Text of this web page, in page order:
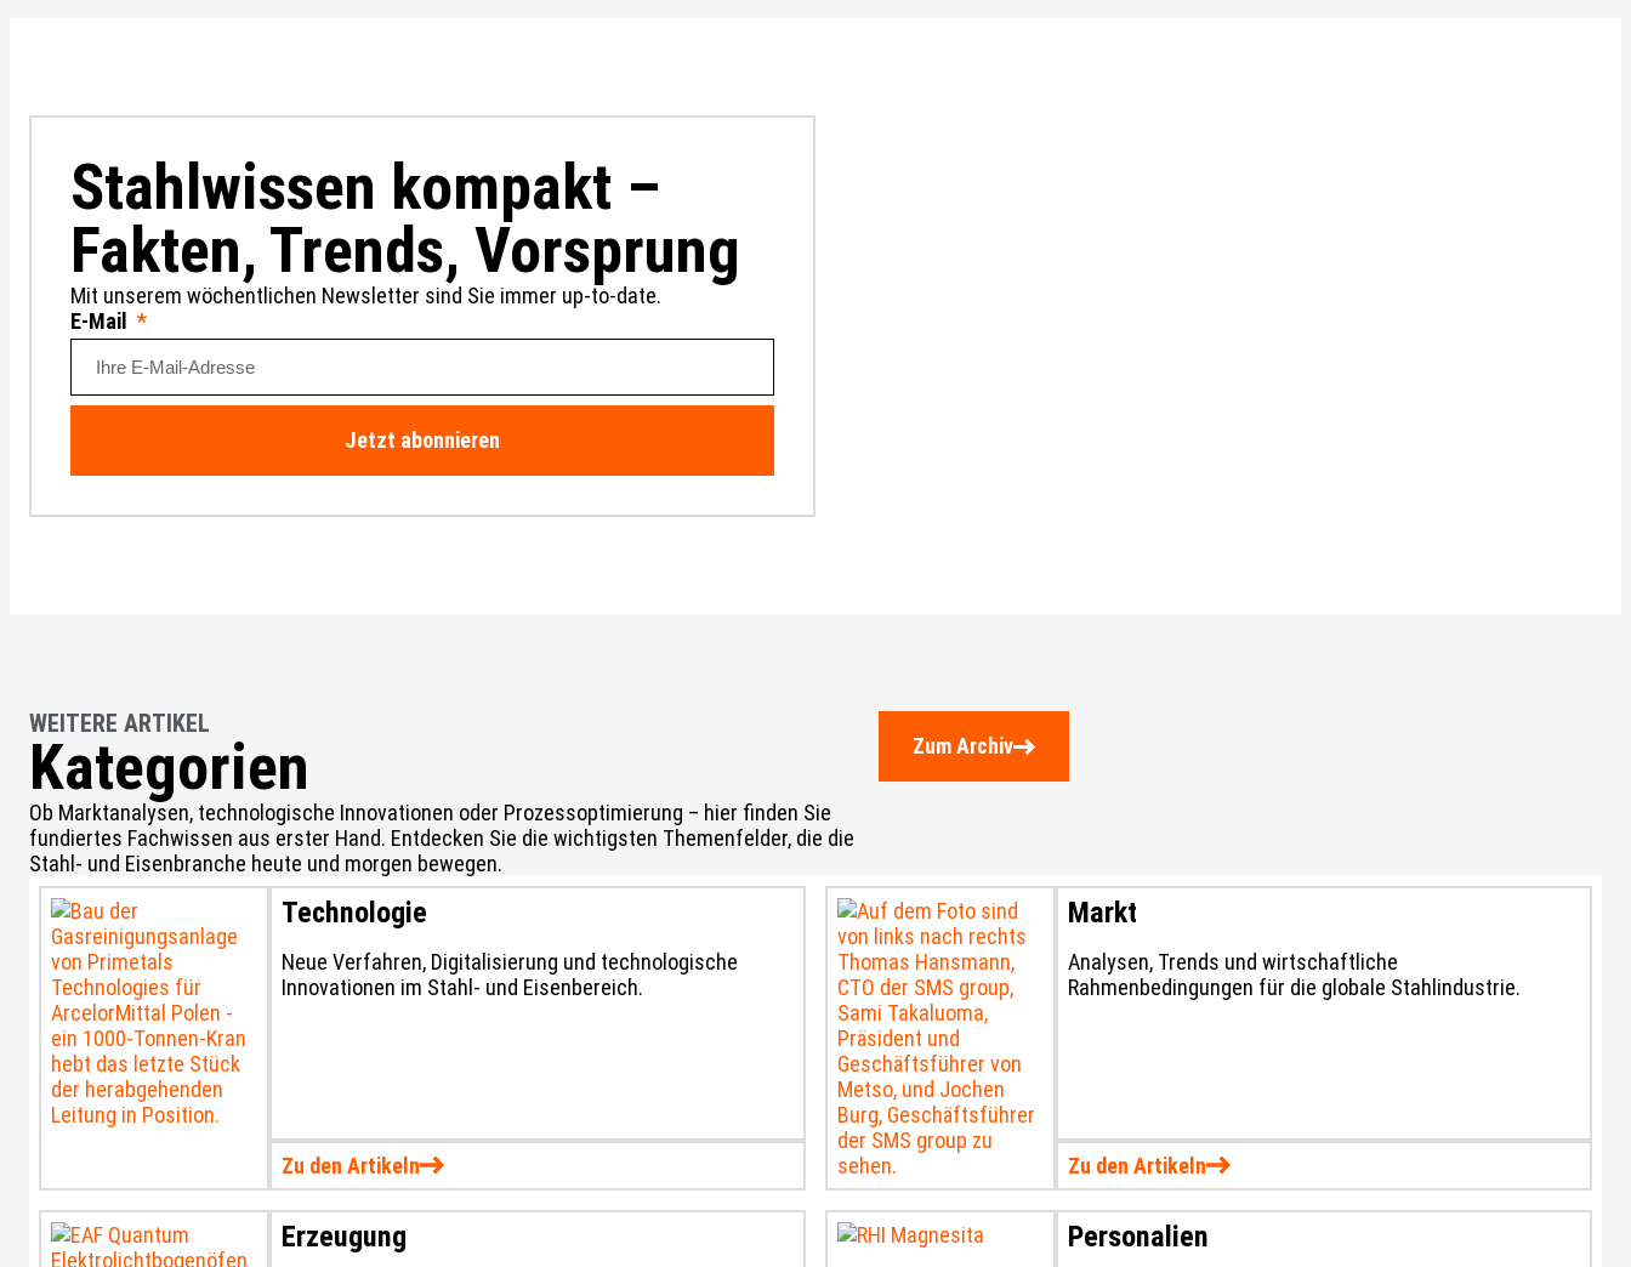
Stahlwissen kompakt –
Fakten, Trends, Vorsprung
Mit unserem wöchentlichen Newsletter sind Sie immer up-to-date.
E-Mail
Jetzt abonnieren
WEITERE ARTIKEL
Kategorien
Ob Marktanalysen, technologische Innovationen oder Prozessoptimierung – hier finden Sie
fundiertes Fachwissen aus erster Hand. Entdecken Sie die wichtigsten Themenfelder, die die
Stahl- und Eisenbranche heute und morgen bewegen.
Zum Archiv
Technologie
Neue Verfahren, Digitalisierung und technologische
Innovationen im Stahl- und Eisenbereich.
Zu den Artikeln
Markt
Analysen, Trends und wirtschaftliche
Rahmenbedingungen für die globale Stahlindustrie.
Zu den Artikeln
Erzeugung Personalien